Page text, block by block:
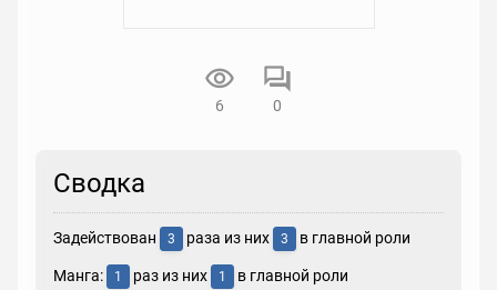
6 0
Сводка
Задействован 3 раза из них 3 в главной роли
Манга: 1 раз из них 1 в главной роли